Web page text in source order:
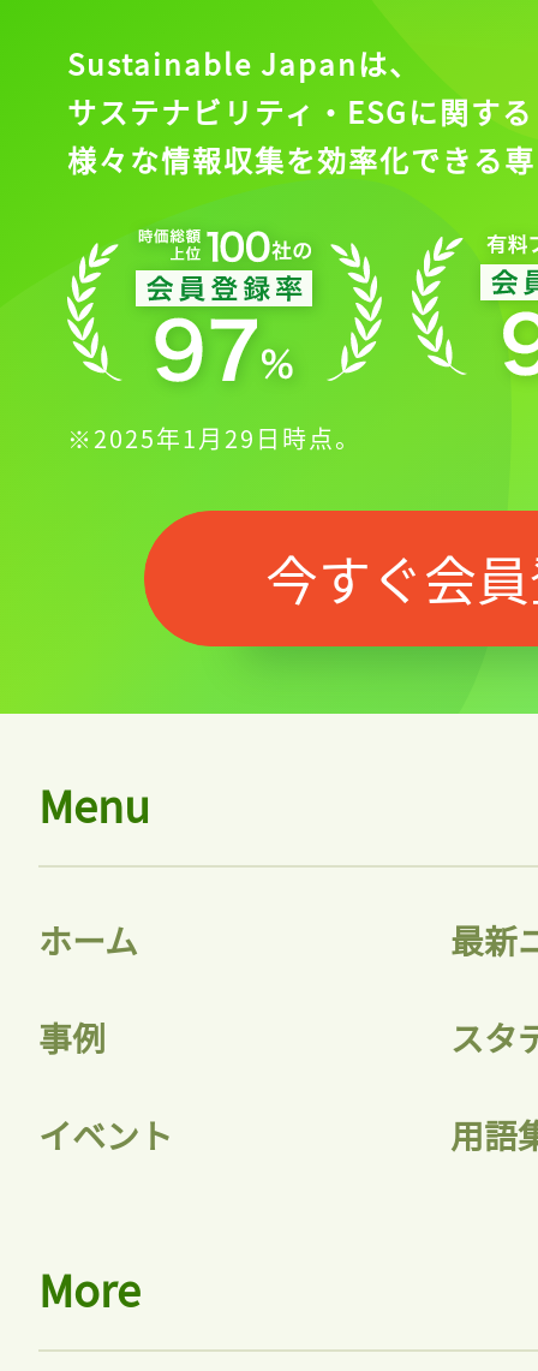
Sustainable Japanは、
サステナビリティ・ESGに関する
様々な情報収集を効率化できる
※2025年1月29日時点。
今すぐ会
Menu
ホーム 最新
事例 スタ
イベント 用語
More